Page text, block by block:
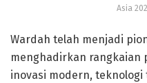
Asia
Wardah telah menjadi
menghadirkan rangkaian
inovasi modern,